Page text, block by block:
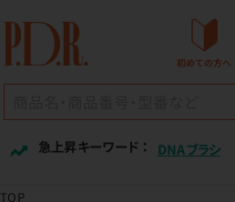
初めての方へ
急上昇キーワード ： DNAブラシ
TOP